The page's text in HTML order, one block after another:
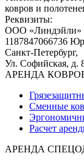
ковров и
Реквизиты:
ООО «Линдэйли»
1187847066736
Санкт-Петербург,
Ул. Софийская, д.
АРЕНДА
Сменные
Расчет
АРЕНДА